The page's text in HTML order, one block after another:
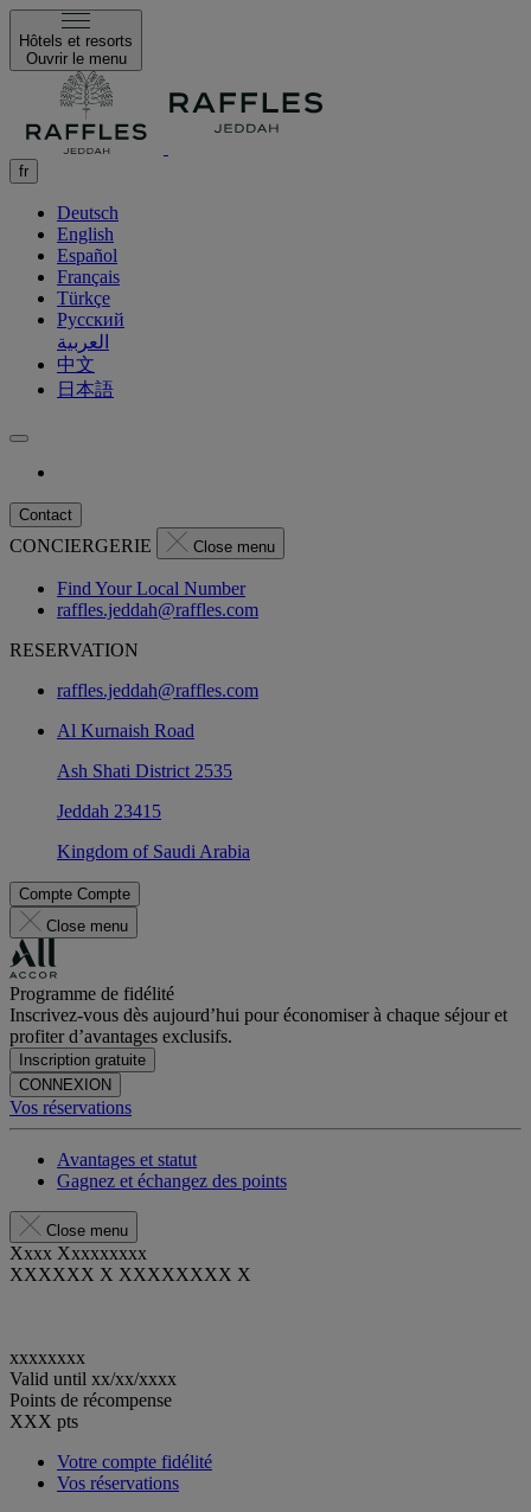
Hôtels et resorts
Ouvrir le menu
fr
Deutsch
English
Español
Français
Türkçe
Русский
العربية
中文
日本語
Contact
CONCIERGERIE Close menu
Find Your Local Number
raffles.jeddah@raffles.com
RESERVATION
raffles.jeddah@raffles.com
Al Kurnaish Road
Ash Shati District 2535
Jeddah 23415
Kingdom of Saudi Arabia
Compte Compte
Close menu
Programme de fidélité
Inscrivez-vous dès aujourd’hui pour économiser à chaque séjour et
profiter d’avantages exclusifs.
Inscription gratuite
CONNEXION
Vos réservations
Avantages et statut
Gagnez et échangez des points
Close menu
Xxxx Xxxxxxxxx
XXXXXX X XXXXXXXX X
xxxxxxxx
Valid until xx/xx/xxxx
Points de récompense
XXX pts
Votre compte fidélité
Vos réservations